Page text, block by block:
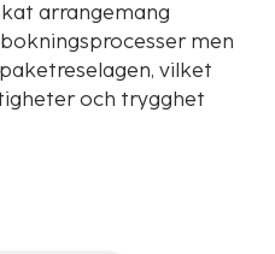
arrangemang
men
vilket
och trygghet